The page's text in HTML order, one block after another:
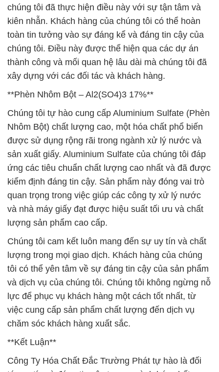
chúng tôi đã thực hiện điều này với sự tận tâm và
kiên nhẫn. Khách hàng của chúng tôi có thể hoàn
toàn tin tưởng vào sự đáng kể và đáng tin cậy của
chúng tôi. Điều này được thể hiện qua các dự án
thành công và mối quan hệ lâu dài mà chúng tôi đã
xây dựng với các đối tác và khách hàng.
**Phèn Nhôm Bột – Al2(SO4)3 17%**
Chúng tôi tự hào cung cấp Aluminium Sulfate (Phèn
Nhôm Bột) chất lượng cao, một hóa chất phổ biến
được sử dụng rộng rãi trong ngành xử lý nước và
sản xuất giấy. Aluminium Sulfate của chúng tôi đáp
ứng các tiêu chuẩn chất lượng cao nhất và đã được
kiểm định đáng tin cậy. Sản phẩm này đóng vai trò
quan trọng trong việc giúp các công ty xử lý nước
và nhà máy giấy đạt được hiệu suất tối ưu và chất
lượng sản phẩm cao cấp.
Chúng tôi cam kết luôn mang đến sự uy tín và chất
lượng trong mọi giao dịch. Khách hàng của chúng
tôi có thể yên tâm về sự đáng tin cậy của sản phẩm
và dịch vụ của chúng tôi. Chúng tôi không ngừng nỗ
lực để phục vụ khách hàng một cách tốt nhất, từ
việc cung cấp sản phẩm chất lượng đến dịch vụ
chăm sóc khách hàng xuất sắc.
**Kết Luận**
Công Ty Hóa Chất Đắc Trường Phát tự hào là đối